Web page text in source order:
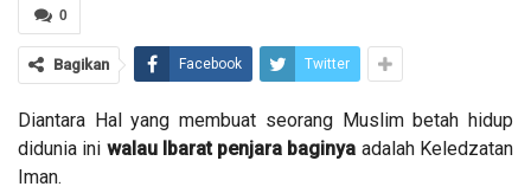
0
Bagikan Facebook Twitter
Diantara Hal yang membuat seorang Muslim betah hidup
didunia ini walau Ibarat penjara baginya adalah Keledzatan
Iman.